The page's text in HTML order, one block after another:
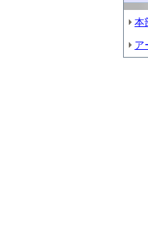
本
ア